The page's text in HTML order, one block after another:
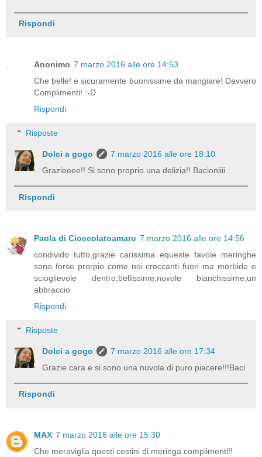
Rispondi
Anonimo 7 marzo 2016 alle ore 14:53
Che belle! e sicuramente buonissime da mangiare! Davvero
Complimenti! :-D
Rispondi
Risposte
Dolci a gogo
7 marzo 2016 alle ore 18:10
Grazieeee!! Si sono proprio una delizia!! Bacioniiii
Rispondi
Paola di Cioccolatoamaro 7 marzo 2016 alle ore 14:56
condivido tutto,grazie carissima equeste favole meringhe
sono forse prorpio come noi croccanti fuori ma morbide e
scioglievole dentro,bellissime,nuvole bianchissime,un
abbraccio
Rispondi
Risposte
Dolci a gogo
7 marzo 2016 alle ore 17:34
Grazie cara e si sono una nuvola di puro piacere!!!Baci
Rispondi
MAX 7 marzo 2016 alle ore 15:30
Che meraviglia questi cestini di meringa complimenti!!